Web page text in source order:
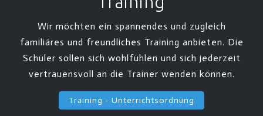
Wir möchten ein spannendes und zugleich
familiäres und freundliches Training anbieten. Die
Schüler sollen sich wohlfühlen und sich jederzeit
vertrauensvoll an die Trainer wenden können.
Training - Unterrichtsordnung